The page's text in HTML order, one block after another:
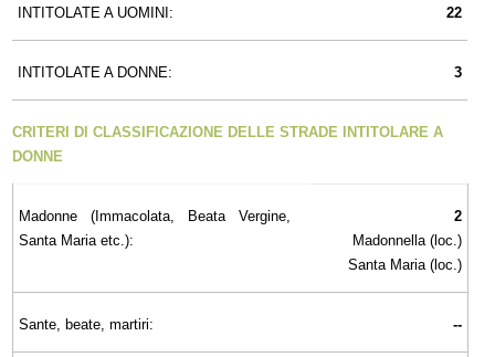
INTITOLATE A UOMINI: 22
INTITOLATE A DONNE: 3
CRITERI DI CLASSIFICAZIONE DELLE STRADE INTITOLARE A
DONNE
Madonne (Immacolata, Beata Vergine,
Santa Maria etc.):
2
Madonnella (loc.)
Santa Maria (loc.)
Sante, beate, martiri: --